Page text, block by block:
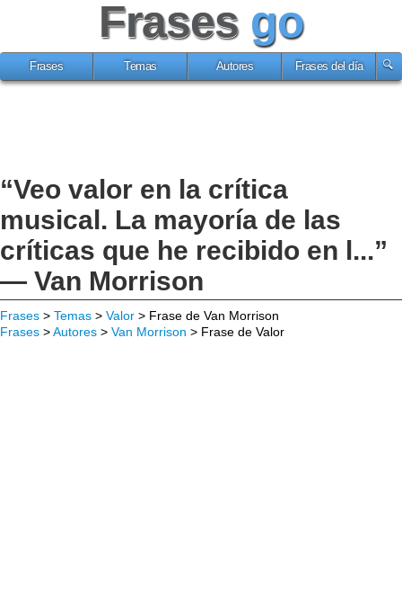
Frases go
Frases Temas Autores Frases del día
“Veo valor en la crítica
musical. La mayoría de las
críticas que he recibido en l...”
— Van Morrison
Frases > Temas > Valor > Frase de Van Morrison
Frases >Autores > Van Morrison > Frase de Valor